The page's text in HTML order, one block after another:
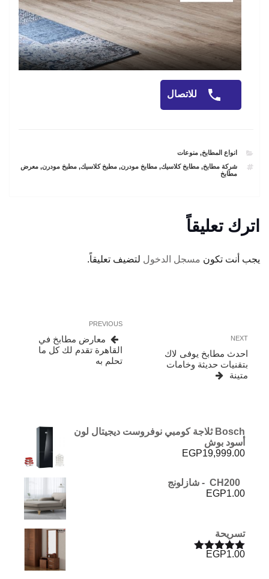
للاتصال
CATEGORIES
انواع المطابخ,منوعات
TAGS
شركة مطابخ,مطابخ كلاسيك,مطابخ مودرن,مطبخ كلاسيك,مطبخ مودرن,معرض
مطابخ
اترك تعليقاً
يجب أنت تكون مسجل الدخول لتضيف تعليقاً.
المقالات
Previous
Post
PREVIOUS
معارض مطابخ في
القاهرة تقدم لك كل ما
تحلم به
Next
Post
NEXT
احدث مطابخ يوفى لاك
بتقنيات حديثة وخامات
متينة
Bosch ثلاجة كومبي نوفروست ديجيتال لون
أسود بوش
EGP19,999.00
EGP1.00
تسريحة
تم التقييم
EGP1.00